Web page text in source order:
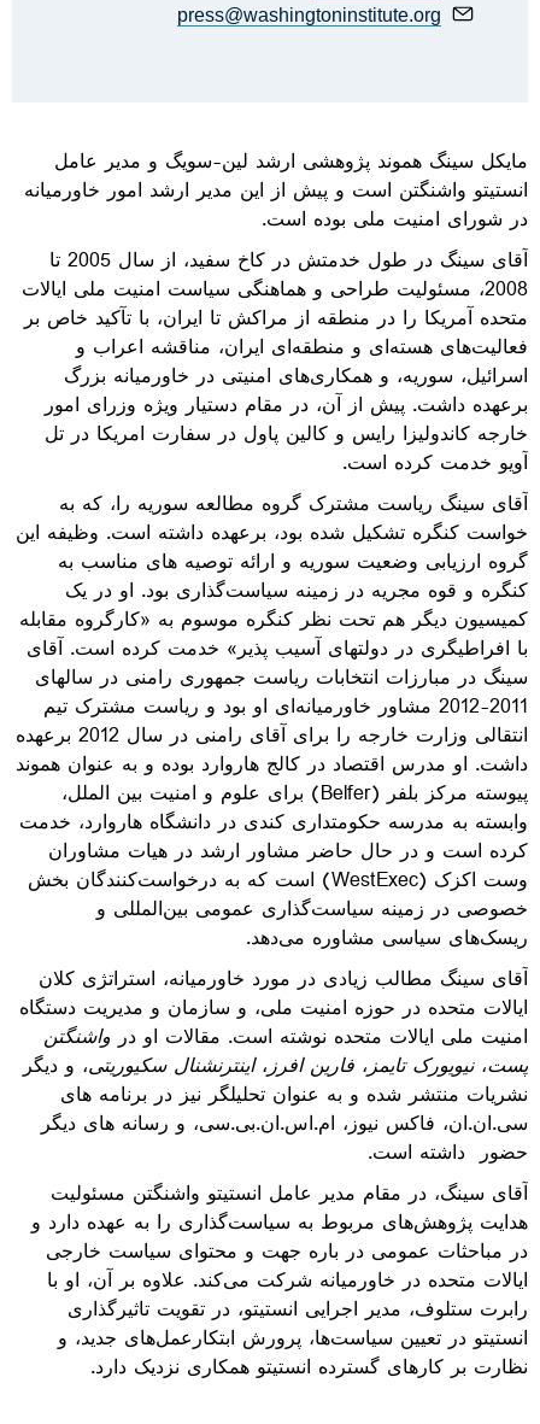
مایکل سینگ هموند پژوهشی ارشد لین-سویگ و مدیر عامل
انستیتو واشنگتن است و پیش از این مدیر ارشد امور خاورمیانه
در شورای امنیت ملی بوده است.
آقای سینگ در طول خدمتش در کاخ سفید، از سال 2005 تا
2008، مسئولیت طراحی و هماهنگی سیاست امنیت ملی ایالات
متحده آمریکا را در منطقه از مراکش تا ایران، با تآکید خاص بر
فعالیت‌های هسته‌ای و منطقه‌ای ایران، مناقشه اعراب و
اسرائیل، سوریه، و همکاری‌های امنیتی در خاورمیانه بزرگ
برعهده داشت. پیش از آن، در مقام دستیار ویژه وزرای امور
خارجه کاندولیزا رایس و کالین پاول در سفارت امریکا در تل
آویو خدمت کرده است.
آقای سینگ ریاست مشترک گروه مطالعه سوریه را، که به
خواست کنگره تشکیل شده بود، برعهده داشته است. وظیفه این
گروه ارزیابی وضعیت سوریه و ارائه توصیه های مناسب به
کنگره و قوه مجریه در زمینه سیاست‌گذاری بود. او در یک
کمیسیون دیگر هم تحت نظر کنگره موسوم به «کارگروه مقابله
با افراطیگری در دولتهای آسیب پذیر» خدمت کرده است. آقای
سینگ در مبارزات انتخابات ریاست جمهوری رامنی در سالهای
2011-2012 مشاور خاورمیانه ای او بود و ریاست مشترک تیم
انتقالی وزارت خارجه را برای آقای رامنی در سال 2012 برعهده
داشت. او مدرس اقتصاد در کالج هاروارد بوده و به عنوان هموند
پیوسته مرکز بلفر (Belfer) برای علوم و امنیت بین الملل،
وابسته به مدرسه حکومتداری کندی در دانشگاه هاروارد، خدمت
کرده است و در حال حاضر مشاور ارشد در هیات مشاوران
وست اکزک (WestExec) است که به درخواست‌کنندگان بخش
خصوصی در زمینه سیاست‌گذاری عمومی بین‌المللی و
ریسک‌های سیاسی مشاوره می‌دهد.
آقای سینگ مطالب زیادی در مورد خاورمیانه، استراتژی کلان
ایالات متحده در حوزه امنیت ملی، و سازمان و مدیریت دستگاه
امنیت ملی ایالات متحده نوشته است. مقالات او درواشنگتن
پست،نیویورک تایمز، فارین افرز،اینترنشنال سکیوریتی، و دیگر
نشریات منتشر شده و به عنوان تحلیلگر نیز در برنامه های
سی.ان.ان، فاکس نیوز، ام.اس.ان.بی.سی، و رسانه های دیگر
حضور داشته است.
آقای سینگ، در مقام مدیر عامل انستیتو واشنگتن مسئولیت
هدایت پژوهش‌های مربوط به سیاست‌گذاری را به عهده دارد و
در مباحثات عمومی در باره جهت و محتوای سیاست خارجی
ایالات متحده در خاورمیانه شرکت می‌کند. علاوه بر آن، او با
رابرت ستلوف، مدیر اجرایی انستیتو، در تقویت تاثیرگذاری
انستیتو در تعیین سیاست‌ها، پرورش ابتکارعمل‌های جدید، و
نظارت بر کارهای گسترده انستیتو همکاری نزدیک دارد.
press@washingtoninstitute.org